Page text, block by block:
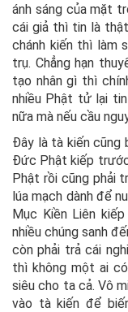
ánh sáng của mặt
cái giả thì tin là
chánh kiến thì làm
trụ. Chẳng hạn
tạo nhân gì thì
nhiều Phật tử lại
nữa mà nếu cầu
Đây là tà kiến cũng
Đức Phật kiếp
Phật rồi cũng phải
lúa mạch dành để
Mục Kiền Liên
nhiều chúng sanh
còn phải trả cái
thì không một ai
siêu cho ta cả. Vô
vào tà kiến để